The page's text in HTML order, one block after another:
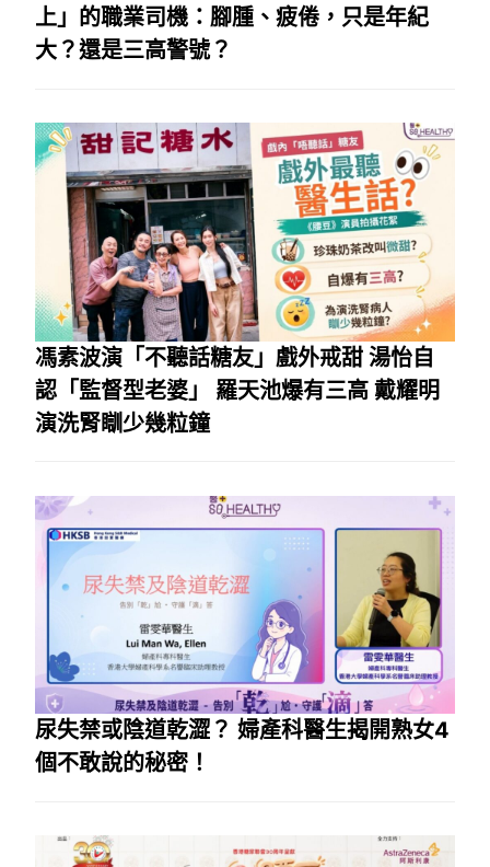
上」的職業司機：腳腫、疲倦，只是年紀
大？還是三高警號？
馮素波演「不聽話糖友」戲外戒甜 湯怡自
認「監督型老婆」 羅天池爆有三高 戴耀明
演洗腎瞓少幾粒鐘
尿失禁或陰道乾澀？ 婦產科醫生揭開熟女4
個不敢說的秘密！